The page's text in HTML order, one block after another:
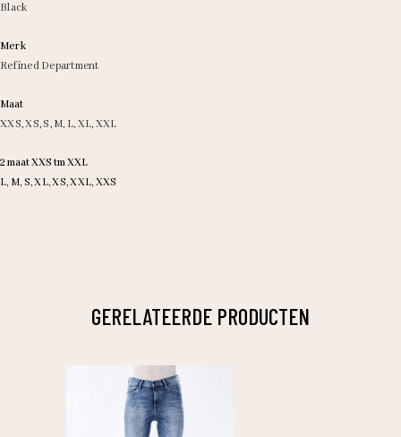
Black
Merk
Refined Department
Maat
XXS,XS,S, M, L, XL, XXL
2 maat XXS tm XXL
L, M, S, XL, XS, XXL, XXS
GERELATEERDE PRODUCTEN